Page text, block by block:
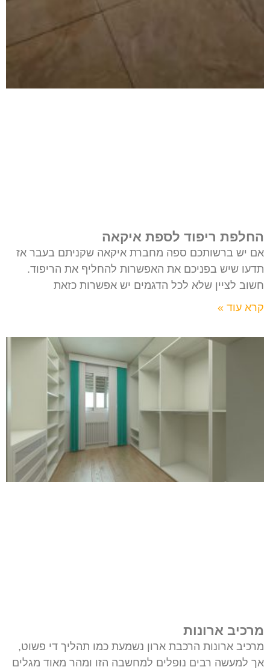
החלפת ריפוד לספת איקאה
אם יש ברשותכם ספה מחברת איקאה שקניתם בעבר אז
תדעו שיש בפניכם את האפשרות להחליף את הריפוד.
חשוב לציין שלא לכל הדגמים יש אפשרות כזאת
קרא עוד »
מרכיב ארונות
מרכיב ארונות הרכבת ארון נשמעת כמו תהליך די פשוט,
אך למעשה רבים נופלים למחשבה הזו ומהר מאוד מגלים